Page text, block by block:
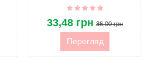
33,48 грн 36,00 грн
Перегляд